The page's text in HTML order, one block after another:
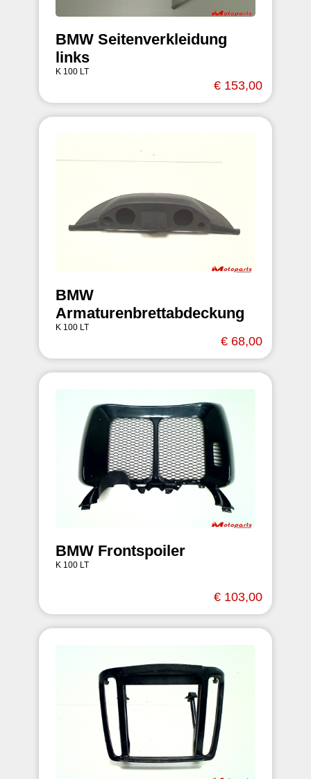
BMW Seitenverkleidung
links
K 100 LT
€ 153,00
BMW
Armaturenbrettabdeckung
K 100 LT
€ 68,00
BMW Frontspoiler
K 100 LT
€ 103,00